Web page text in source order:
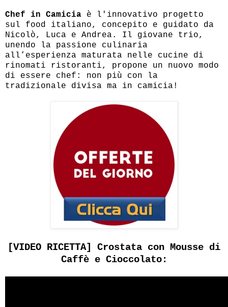
Chef in Camicia è l'innovativo progetto
sul food italiano, concepito e guidato da
Nicolò, Luca e Andrea. Il giovane trio,
unendo la passione culinaria
all’esperienza maturata nelle cucine di
rinomati ristoranti, propone un nuovo modo
di essere chef: non più con la
tradizionale divisa ma in camicia!
[VIDEO RICETTA] Crostata con Mousse di
Caffè e Cioccolato: